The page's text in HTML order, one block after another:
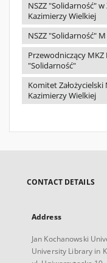
NSZZ "Solidarność"
Kazimierzy Wielkiej
NSZZ "Solidarność"
Przewodniczący MKZ
"Solidarność"
Komitet Założycielski
Kazimierzy Wielkiej
CONTACT DETAILS
Address
Jan Kochanowski
University Library in